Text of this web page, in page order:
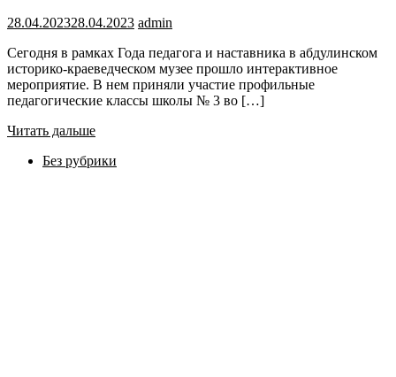
28.04.202328.04.2023 admin
Сегодня в рамках Года педагога и наставника в абдулинском
историко-краеведческом музее прошло интерактивное
мероприятие. В нем приняли участие профильные
педагогические классы школы № 3 во […]
Читать дальше
Без рубрики